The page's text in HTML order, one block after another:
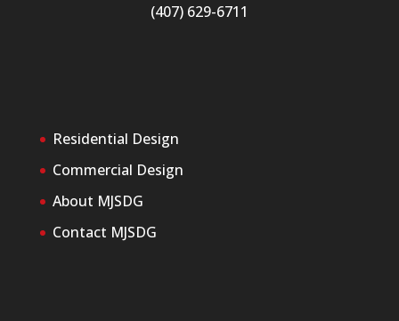
(407) 629-6711
Residential Design
Commercial Design
About MJSDG
Contact MJSDG